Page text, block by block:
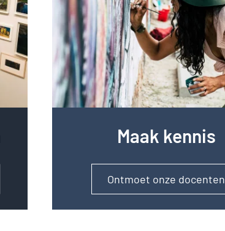
Maak kennis
Ontmoet onze docenten